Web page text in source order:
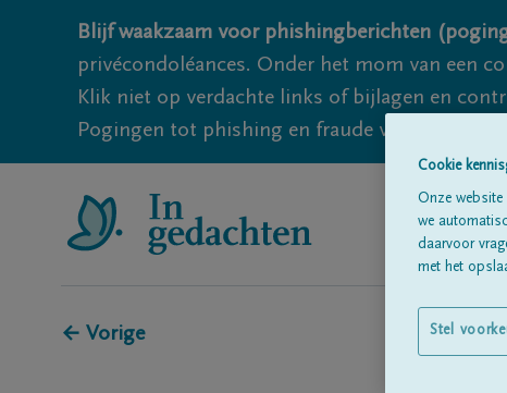
Blijf waakzaam voor phishingberichten
privécondoléances. Onder het mom van een
Klik niet op verdachte links of bijlagen en
Pogingen tot phishing en fraude vallen echter
← Vorige
Cookie
Onze website
we
daarvoor
met het
Stel